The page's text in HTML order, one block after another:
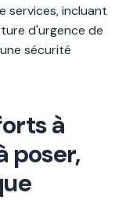
services, incluant
d'urgence de
sécurité
à
poser,